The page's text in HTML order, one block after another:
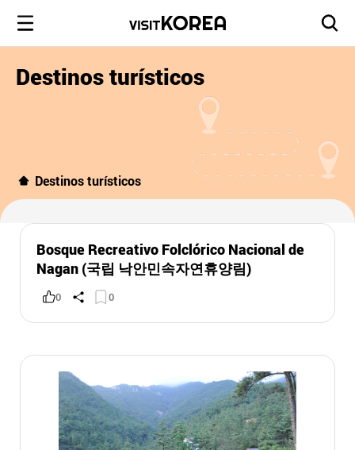
Destinos turísticos
Destinos turísticos
Bosque Recreativo Folclórico Nacional de
Nagan (국립 낙안민속자연휴양림)
0 0